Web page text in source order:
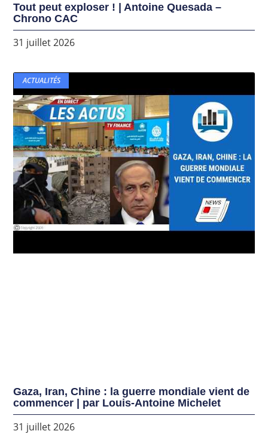
Tout peut exploser ! | Antoine Quesada –
Chrono CAC
31 juillet 2026
ACTUALITÉS
Gaza, Iran, Chine : la guerre mondiale vient de
commencer | par Louis-Antoine Michelet
31 juillet 2026